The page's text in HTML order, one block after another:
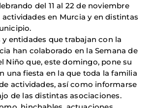
del 11 al 22 de noviembre
en Murcia y en distintas
y entidades que trabajan con la
han colaborado en la Semana de
Niño que, este domingo, pone su
una fiesta en la que toda la familia
actividades, así como informarse
de las distintas asociaciones.